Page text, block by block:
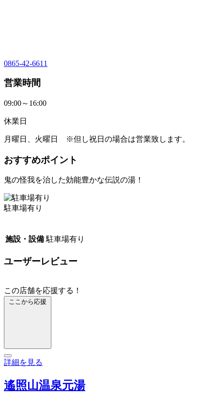
0865-42-6611
営業時間
09:00～16:00
休業日
月曜日、火曜日 ※但し祝日の場合は営業致します。
おすすめポイント
鬼の怪我を治した効能豊かな伝説の湯！
駐車場有り
施設・設備 駐車場有り
ユーザーレビュー
この店舗を応援する！
ここから応援
詳細を見る
遙照山温泉元湯